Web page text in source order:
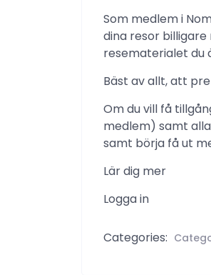
Som medlem i
dina resor
resematerialet du
Bäst av allt, att
Om du vill få
medlem) samt
samt börja få ut
Lär dig mer
Logga in
Categories: